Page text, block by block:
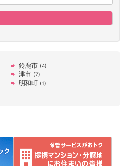
鈴鹿市 (4)
津市 (7)
明和町 (1)